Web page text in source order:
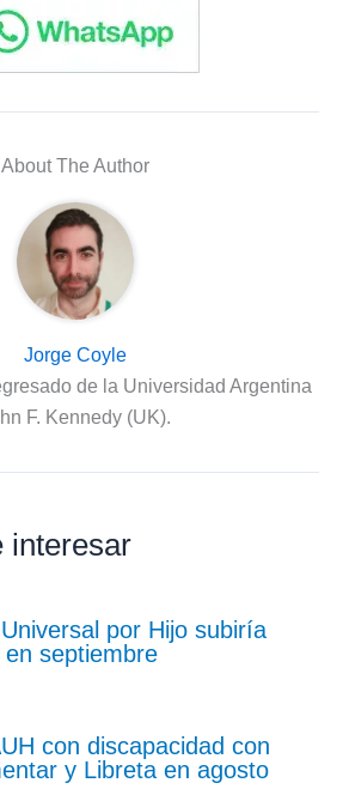
About The Author
Jorge Coyle
de la Universidad Argentina
F. Kennedy (UK).
interesar
por Hijo subiría
septiembre
con discapacidad con
y Libreta en agosto